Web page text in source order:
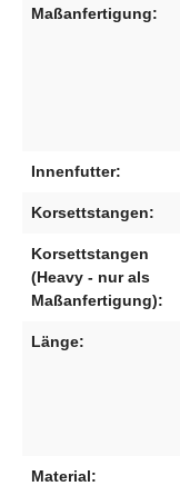
Maßanfertigung:
Innenfutter:
Korsettstangen:
Korsettstangen
(Heavy - nur als
Maßanfertigung):
Länge:
Material: